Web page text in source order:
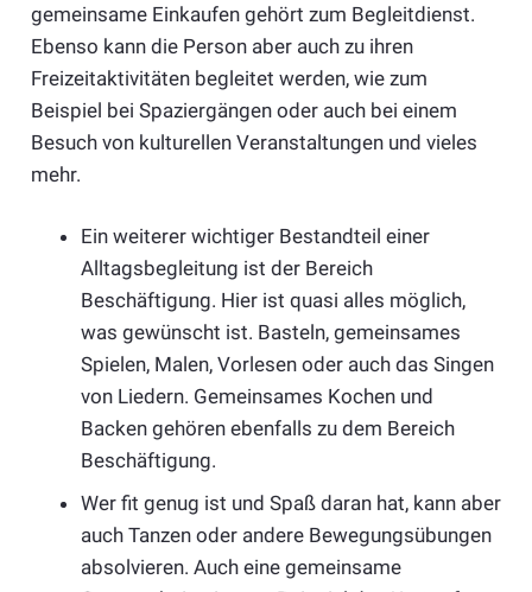
gemeinsame Einkaufen gehört zum Begleitdienst.
Ebenso kann die Person aber auch zu ihren
Freizeitaktivitäten begleitet werden, wie zum
Beispiel bei Spaziergängen oder auch bei einem
Besuch von kulturellen Veranstaltungen und vieles
mehr.
Ein weiterer wichtiger Bestandteil einer
Alltagsbegleitung ist der Bereich
Beschäftigung. Hier ist quasi alles möglich,
was gewünscht ist. Basteln, gemeinsames
Spielen, Malen, Vorlesen oder auch das Singen
von Liedern. Gemeinsames Kochen und
Backen gehören ebenfalls zu dem Bereich
Beschäftigung.
Wer fit genug ist und Spaß daran hat, kann aber
auch Tanzen oder andere Bewegungsübungen
absolvieren. Auch eine gemeinsame